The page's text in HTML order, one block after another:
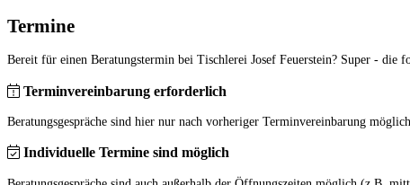
Termine
Bereit für einen Beratungstermin bei Tischlerei Josef Feuerstein? Super - die
Terminvereinbarung erforderlich
Beratungsgespräche sind hier nur nach vorheriger Terminvereinbarung möglich.
Individuelle Termine sind möglich